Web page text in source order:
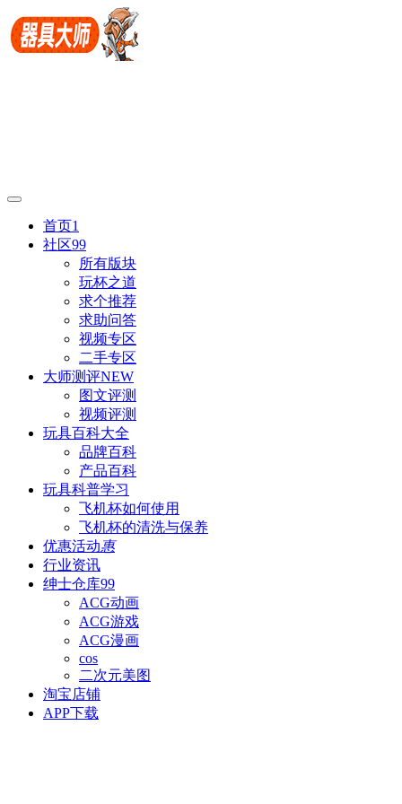
首页1
社区99
所有版块
玩杯之道
求个推荐
求助问答
视频专区
二手专区
大师测评NEW
图文评测
视频评测
玩具百科大全
品牌百科
产品百科
玩具科普学习
飞机杯如何使用
飞机杯的清洗与保养
优惠活动惠
行业资讯
绅士仓库99
ACG动画
ACG游戏
ACG漫画
cos
二次元美图
淘宝店铺
APP下载